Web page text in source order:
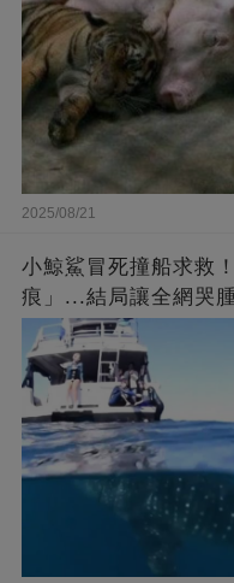
2025/08/21
小鯨鯊冒死撞船求救
痕」...結局讓全網哭